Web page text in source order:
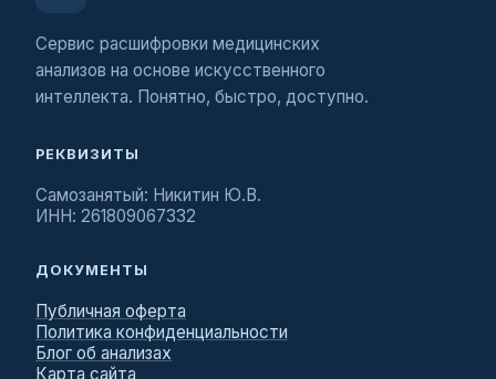
Сервис расшифровки медицинских
анализов на основе искусственного
интеллекта. Понятно, быстро, доступно.
РЕКВИЗИТЫ
Самозанятый: Никитин Ю.В.
ИНН: 261809067332
ДОКУМЕНТЫ
Публичная оферта
Политика конфиденциальности
Блог об анализах
Карта сайта